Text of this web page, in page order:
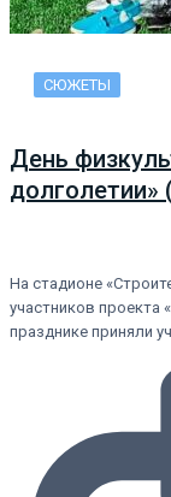
СЮЖЕТЫ
День
долголетии»
На стадионе
участников проекта
празднике приняли